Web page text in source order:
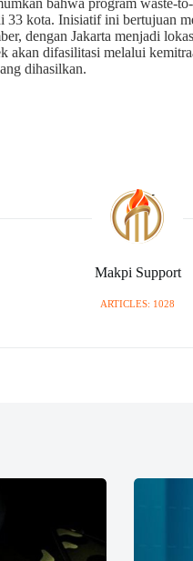
bahwa program waste-
kota. Inisiatif ini bertujuan
dengan Jakarta menjadi
akan difasilitasi melalui
dihasilkan.
Makpi Support
ARTICLES: 1028